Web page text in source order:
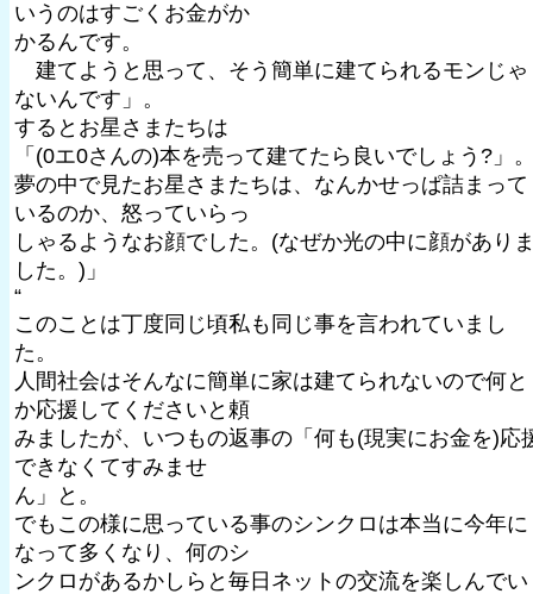
いうのはすごくお金がか
かるんです。
建てようと思って、そう簡単に建てられるモンじゃ
ないんです」。
するとお星さまたちは
「(0エ0さんの)本を売って建てたら良いでしょう?」
夢の中で見たお星さまたちは、なんかせっぱ詰まって
いるのか、怒っていらっ
しゃるようなお顔でした。(なぜか光の中に顔があり
した。)」
“
このことは丁度同じ頃私も同じ事を言われていまし
た。
人間社会はそんなに簡単に家は建てられないので何と
か応援してくださいと頼
みましたが、いつもの返事の「何も(現実にお金を)応
できなくてすみませ
ん」と。
でもこの様に思っている事のシンクロは本当に今年に
なって多くなり、何のシ
ンクロがあるかしらと毎日ネットの交流を楽しんでい